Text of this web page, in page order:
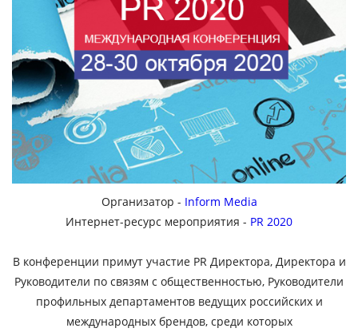
Организатор - Inform Media
Интернет-ресурс мероприятия - PR 2020
В конференции примут участие PR Директора, Директора и
Руководители по связям с общественностью, Руководители
профильных департаментов ведущих российских и
международных брендов, среди которых